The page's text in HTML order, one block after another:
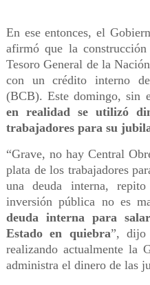
En ese entonces, el
afirmó que la
Tesoro General de la
con un crédito interno
(BCB). Este domingo, sin
en realidad se utilizó
trabajadores para su
“Grave, no hay Central
plata de los trabajadores
una deuda interna,
inversión pública no es
deuda interna para
Estado en quiebra”, dijo
realizando actualmente la
administra el dinero de las